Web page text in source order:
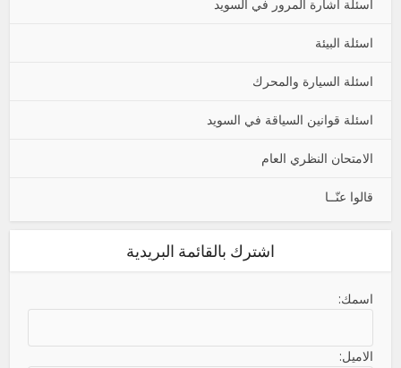
اسئلة اشارة المرور في السويد
اسئلة البيئة
اسئلة السيارة والمحرك
اسئلة قوانين السياقة في السويد
الامتحان النظري العام
قالوا عنّــا
اشترك بالقائمة البريدية
اسمك:
الاميل: